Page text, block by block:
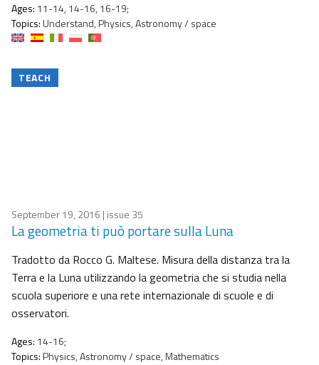
Ages: 11-14, 14-16, 16-19;
Topics:Understand, Physics, Astronomy / space
TEACH
September 19, 2016 | issue 35
La geometria ti può portare sulla Luna
Tradotto da Rocco G. Maltese. Misura della distanza tra la
Terra e la Luna utilizzando la geometria che si studia nella
scuola superiore e una rete internazionale di scuole e di
osservatori.
Ages: 14-16;
Topics:Physics, Astronomy / space, Mathematics